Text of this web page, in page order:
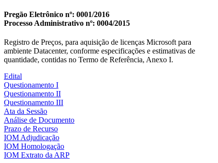
Pregão Eletrônico nº: 0001/2016
Processo Administrativo nº: 0004/2015
Registro de Preços, para aquisição de licenças Microsoft para
ambiente Datacenter, conforme especificações e estimativas de
quantidade, contidas no Termo de Referência, Anexo I.
Edital
Questionamento I
Questionamento II
Questionamento III
Ata da Sessão
Análise de Documento
Prazo de Recurso
IOM Adjudicação
IOM Homologação
IOM Extrato da ARP